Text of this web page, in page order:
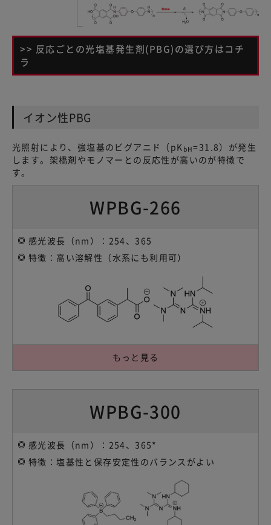
>> 反応ごとの光塩基発生剤(PBG)の選び方はコチ
ラ
イオン性PBG
光照射により、強塩基のビグアニド（pK bH=31.8）が発生
します。架橋剤やモノマーとの反応性が高いのが特徴で
す。
WPBG-266
感光波長（nm）：254、365
特徴：高い溶解性（水系にも利用可）
もっと見る
WPBG-300
感光波長（nm）：254、365*
特徴：塩基性と保存安定性のバランスがよい